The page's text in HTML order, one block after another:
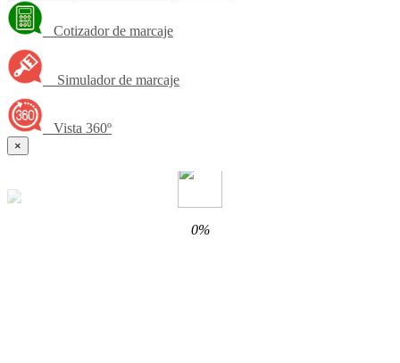
Cotizador de marcaje
Simulador de marcaje
Vista 360º
×